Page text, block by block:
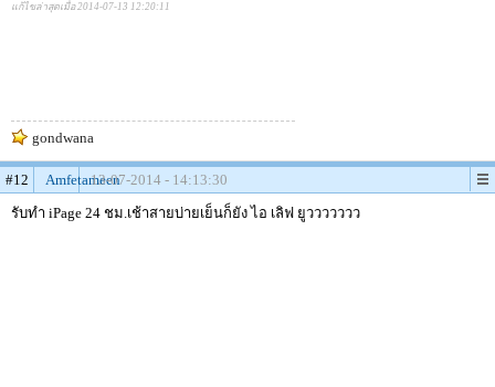
แก้ไขล่าสุดเมื่อ 2014-07-13 12:20:11
gondwana
#12 Amfetameen13-07-2014 - 14:13:30
รับทำ iPage 24 ชม.เช้าสายบ่ายเย็นก็ยัง ไอ เลิฟ ยูววววววว